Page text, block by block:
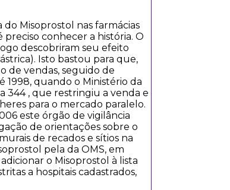
Misoprostol nas farmácias
conhecer a história. O
descobriram seu efeito
Isto bastou para que,
de vendas, seguido de
quando o Ministério da
344 , que restringiu a venda e
para o mercado paralelo.
este órgão de vigilância
de orientações sobre o
de recados e sítios na
pela da OMS, em
o Misoprostol à lista
a hospitais cadastrados,